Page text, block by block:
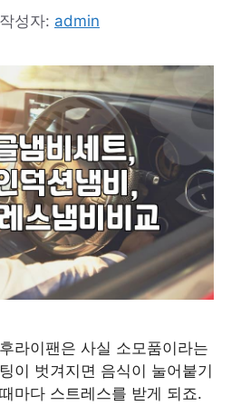
작성자: admin
라이팬은 사실 소모품이라는
이 벗겨지면 음식이 눌어붙기
마다 스트레스를 받게 되죠.